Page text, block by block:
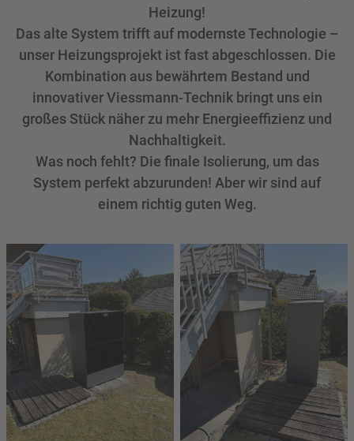
Heizung!
Das alte System trifft auf modernste Technologie –
unser Heizungsprojekt ist fast abgeschlossen. Die
Kombination aus bewährtem Bestand und
innovativer Viessmann-Technik bringt uns ein
großes Stück näher zu mehr Energieeffizienz und
Nachhaltigkeit.
Was noch fehlt? Die finale Isolierung, um das
System perfekt abzurunden! Aber wir sind auf
einem richtig guten Weg.